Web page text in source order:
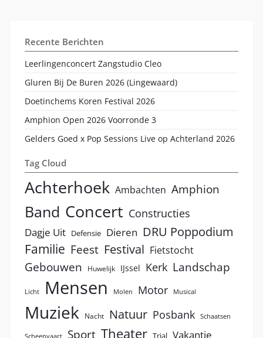
Recente Berichten
Leerlingenconcert Zangstudio Cleo
Gluren Bij De Buren 2026 (Lingewaard)
Doetinchems Koren Festival 2026
Amphion Open 2026 Voorronde 3
Gelders Goed x Pop Sessions Live op Achterland 2026
Tag Cloud
Achterhoek Ambachten Amphion
Band Concert Constructies
Dagje Uit Defensie Dieren DRU Poppodium
Familie Feest Festival Fietstocht
Gebouwen Huwelijk IJssel Kerk Landschap
Licht Mensen Molen Motor Musical
Muziek Nacht Natuur Posbank Schaatsen
Sport Theater Trial Vakantie